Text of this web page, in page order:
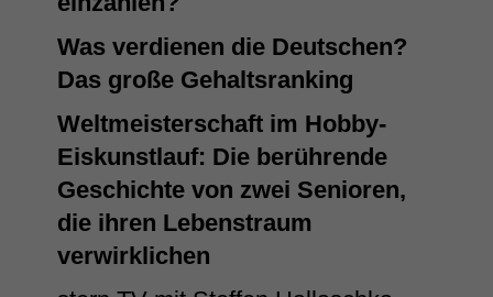
Was verdienen die Deutschen?
Das große Gehaltsranking
Weltmeisterschaft im Hobby-
Eiskunstlauf: Die berührende
Geschichte von zwei Senioren,
die ihren Lebenstraum
verwirklichen